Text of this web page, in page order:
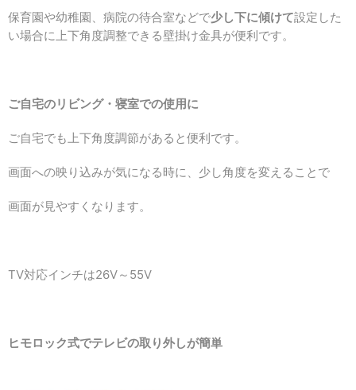
保育園や幼稚園、病院の待合室などで少し下に傾けて設定した
い場合に上下角度調整できる壁掛け金具が便利です。
ご自宅のリビング・寝室での使用に
ご自宅でも上下角度調節があると便利です。
画面への映り込みが気になる時に、少し角度を変えることで
画面が見やすくなります。
TV対応インチは26V～55V
ヒモロック式でテレビの取り外しが簡単